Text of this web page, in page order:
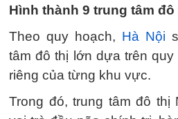
Hình thành 9 trung tâm
Theo quy hoạch, Hà Nội
tâm đô thị lớn dựa trên
riêng của từng khu vực.
Trong đó, trung tâm đô thị